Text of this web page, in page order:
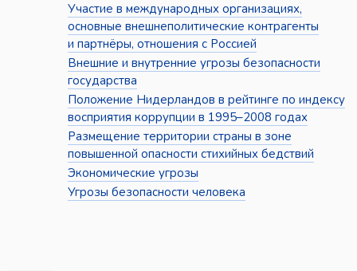
Участие в международных организациях,
основные внешнеполитические контрагенты
и партнёры, отношения с Россией
Внешние и внутренние угрозы безопасности
государства
Положение Нидерландов в рейтинге по индексу
восприятия коррупции в 1995–2008 годах
Размещение территории страны в зоне
повышенной опасности стихийных бедствий
Экономические угрозы
Угрозы безопасности человека